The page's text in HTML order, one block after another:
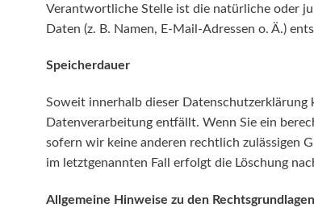
Verantwortliche Stelle ist die natürliche oder
Daten (z. B. Namen, E-Mail-Adressen o. Ä.)
Speicherdauer
Soweit innerhalb dieser Datenschutzerklärung
Datenverarbeitung entfällt. Wenn Sie ein
sofern wir keine anderen rechtlich zulässigen
im letztgenannten Fall erfolgt die Löschung
Allgemeine Hinweise zu den